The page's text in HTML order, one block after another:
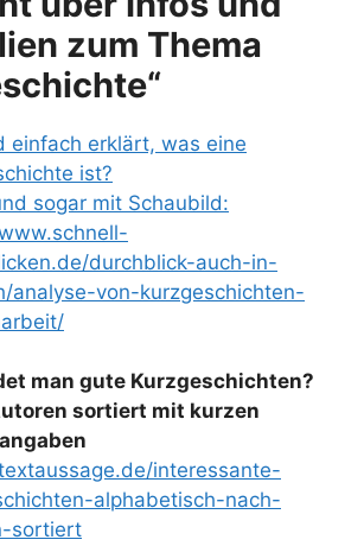
zum Thema
einfach erklärt, was eine
ist?
sogar mit Schaubild:
durchblick-auch-in-
analyse-von-kurzgeschichten-
man gute Kurzgeschichten?
sortiert mit kurzen
interessante-
alphabetisch-nach-
sortiert